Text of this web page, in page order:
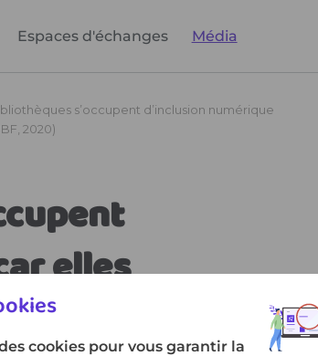
Espaces d'échanges Média
cookies pour vous garantir la